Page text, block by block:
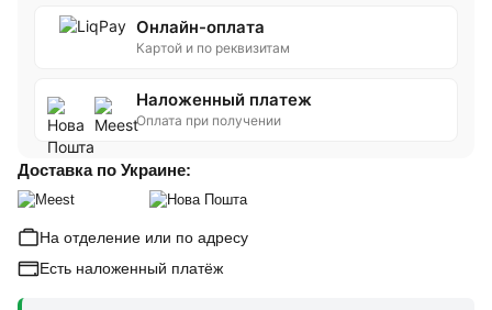
Онлайн-оплата
Картой и по реквизитам
Наложенный платеж
Оплата при получении
Доставка по Украине:
На отделение или по адресу
Есть наложенный платёж